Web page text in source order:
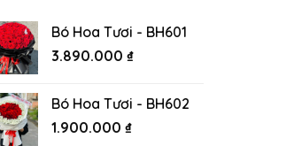
Bó Hoa Tươi - BH601
3.890.000 ₫
Bó Hoa Tươi - BH602
1.900.000 ₫